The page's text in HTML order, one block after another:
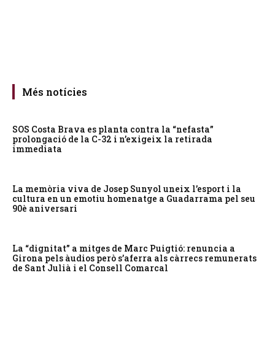
Més notícies
SOS Costa Brava es planta contra la “nefasta”
prolongació de la C-32 i n’exigeix la retirada
immediata
La memòria viva de Josep Sunyol uneix l’esport i la
cultura en un emotiu homenatge a Guadarrama pel seu
90è aniversari
La “dignitat” a mitges de Marc Puigtió: renuncia a
Girona pels àudios però s’aferra als càrrecs remunerats
de Sant Julià i el Consell Comarcal